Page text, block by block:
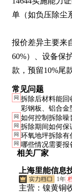
单（如负压除尘
报价差异主要来
60%）、设备保
款，预留10%尾
常见问题
问 拆除后材料能回
彩钢板、铝合金
报废处理。回收
室。
问 如何控制拆除噪
问 拆除期间如何保
问 环氧地坪拆除有
问 哪些情况需要报
相关厂家
上海里能信息
1年
主营： 镍黄铜